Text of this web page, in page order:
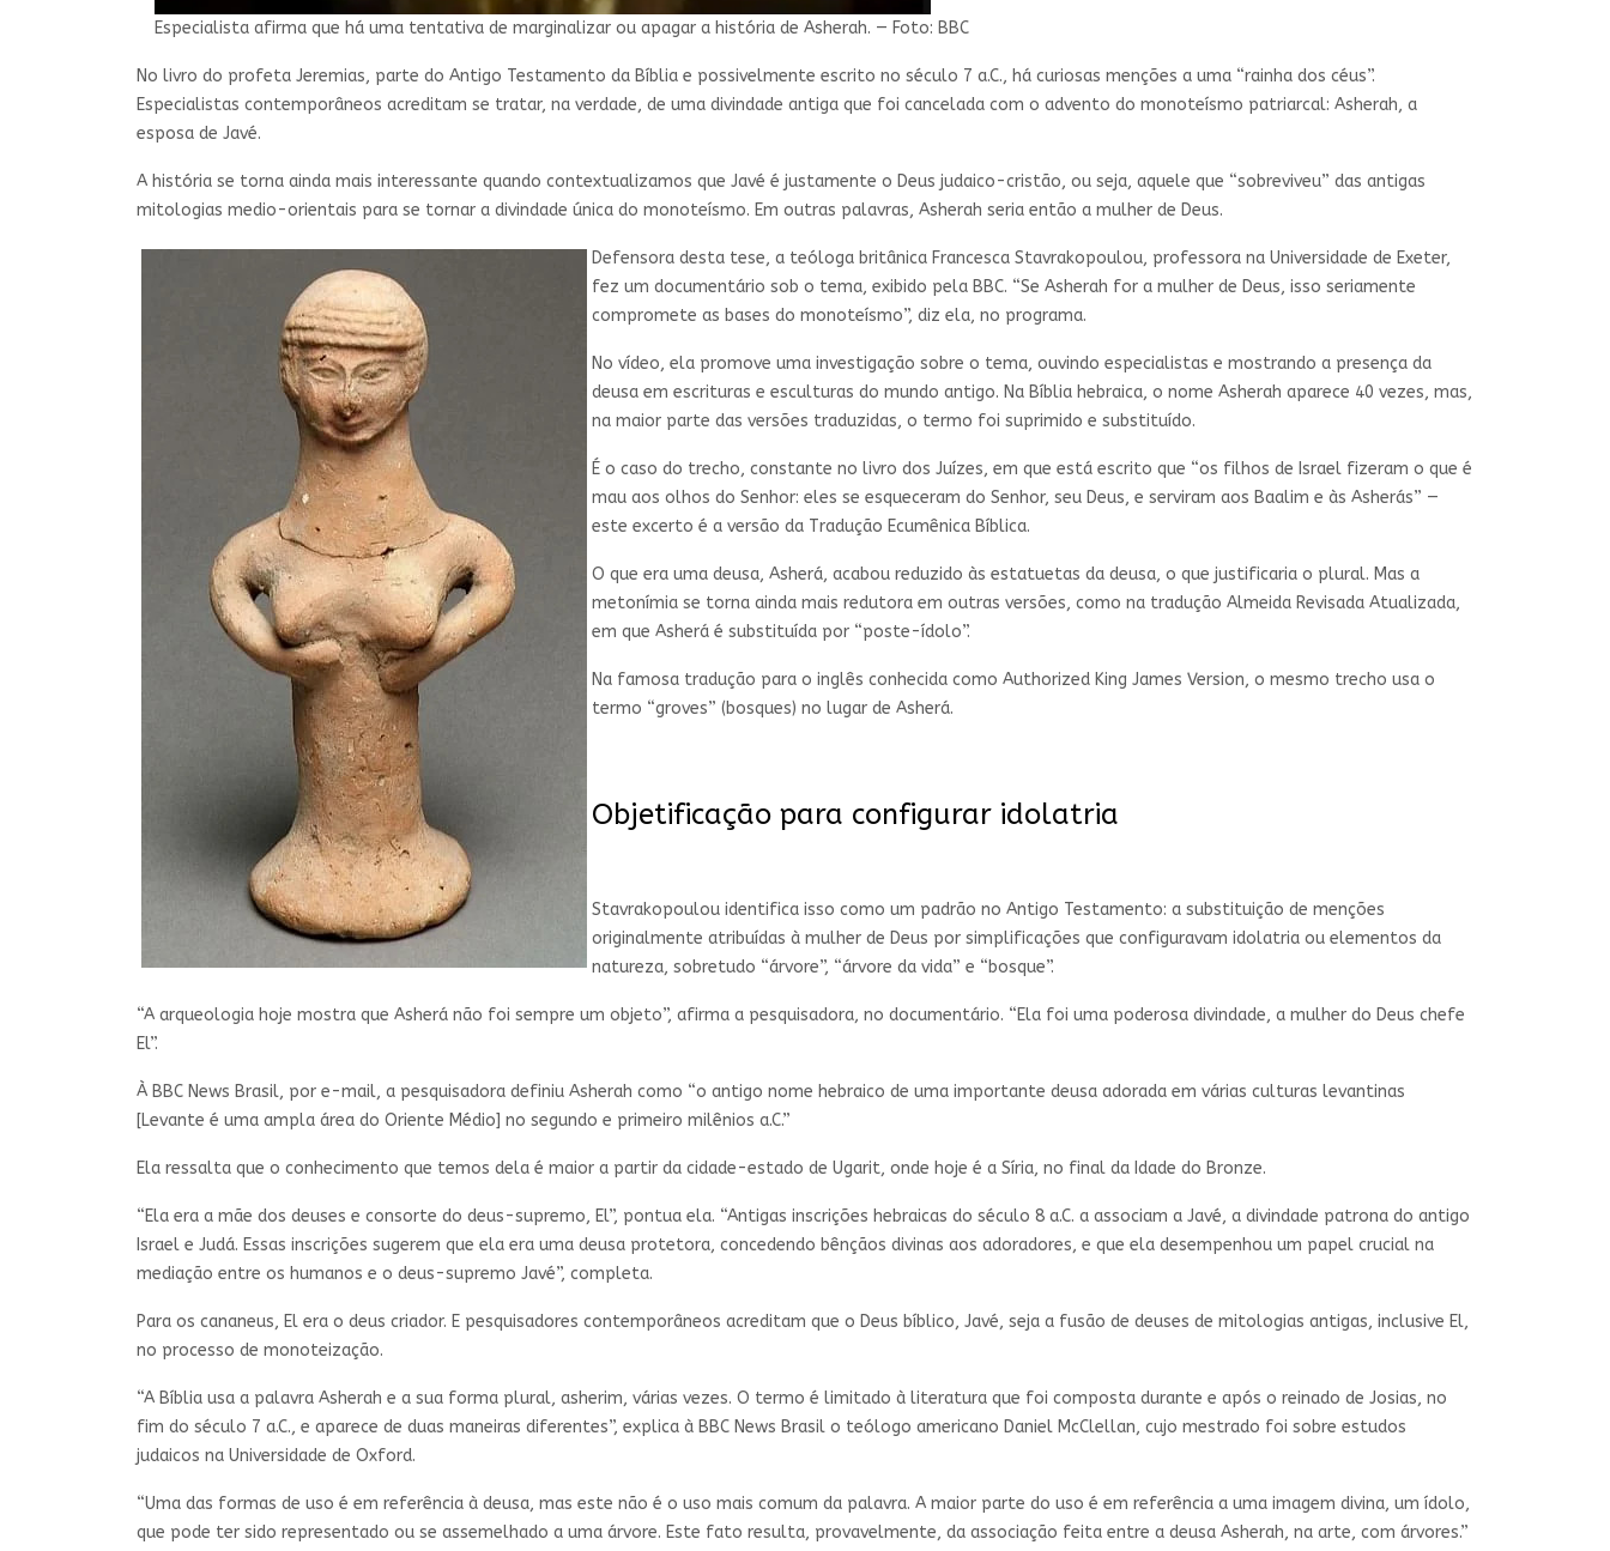
Especialista afirma que há uma tentativa de marginalizar ou apagar a história de Asherah. — Foto: BBC
No livro do profeta Jeremias, parte do Antigo Testamento da Bíblia e possivelmente escrito no século 7 a.C., há curiosas menções a uma “rainha dos céus”.
Especialistas contemporâneos acreditam se tratar, na verdade, de uma divindade antiga que foi cancelada com o advento do monoteísmo patriarcal: Asherah, a
esposa de Javé.
A história se torna ainda mais interessante quando contextualizamos que Javé é justamente o Deus judaico-cristão, ou seja, aquele que “sobreviveu” das antigas
mitologias medio-orientais para se tornar a divindade única do monoteísmo. Em outras palavras, Asherah seria então a mulher de Deus.
Defensora desta tese, a teóloga britânica Francesca Stavrakopoulou, professora na Universidade de Exeter,
fez um documentário sob o tema, exibido pela BBC. “Se Asherah for a mulher de Deus, isso seriamente
compromete as bases do monoteísmo”, diz ela, no programa.
No vídeo, ela promove uma investigação sobre o tema, ouvindo especialistas e mostrando a presença da
deusa em escrituras e esculturas do mundo antigo. Na Bíblia hebraica, o nome Asherah aparece 40 vezes, mas,
na maior parte das versões traduzidas, o termo foi suprimido e substituído.
É o caso do trecho, constante no livro dos Juízes, em que está escrito que “os filhos de Israel fizeram o que é
mau aos olhos do Senhor: eles se esqueceram do Senhor, seu Deus, e serviram aos Baalim e às Asherás” —
este excerto é a versão da Tradução Ecumênica Bíblica.
O que era uma deusa, Asherá, acabou reduzido às estatuetas da deusa, o que justificaria o plural. Mas a
metonímia se torna ainda mais redutora em outras versões, como na tradução Almeida Revisada Atualizada,
em que Asherá é substituída por “poste-ídolo”.
Na famosa tradução para o inglês conhecida como Authorized King James Version, o mesmo trecho usa o
termo “groves” (bosques) no lugar de Asherá.
Objetificação para configurar idolatria
Stavrakopoulou identifica isso como um padrão no Antigo Testamento: a substituição de menções
originalmente atribuídas à mulher de Deus por simplificações que configuravam idolatria ou elementos da
natureza, sobretudo “árvore”, “árvore da vida” e “bosque”.
“A arqueologia hoje mostra que Asherá não foi sempre um objeto”, afirma a pesquisadora, no documentário. “Ela foi uma poderosa divindade, a mulher do Deus chefe
El”.
À BBC News Brasil, por e-mail, a pesquisadora definiu Asherah como “o antigo nome hebraico de uma importante deusa adorada em várias culturas levantinas
[Levante é uma ampla área do Oriente Médio] no segundo e primeiro milênios a.C.”
Ela ressalta que o conhecimento que temos dela é maior a partir da cidade-estado de Ugarit, onde hoje é a Síria, no final da Idade do Bronze.
“Ela era a mãe dos deuses e consorte do deus-supremo, El”, pontua ela. “Antigas inscrições hebraicas do século 8 a.C. a associam a Javé, a divindade patrona do antigo
Israel e Judá. Essas inscrições sugerem que ela era uma deusa protetora, concedendo bênçãos divinas aos adoradores, e que ela desempenhou um papel crucial na
mediação entre os humanos e o deus-supremo Javé”, completa.
Para os cananeus, El era o deus criador. E pesquisadores contemporâneos acreditam que o Deus bíblico, Javé, seja a fusão de deuses de mitologias antigas, inclusive El,
no processo de monoteização.
“A Bíblia usa a palavra Asherah e a sua forma plural, asherim, várias vezes. O termo é limitado à literatura que foi composta durante e após o reinado de Josias, no
fim do século 7 a.C., e aparece de duas maneiras diferentes”, explica à BBC News Brasil o teólogo americano Daniel McClellan, cujo mestrado foi sobre estudos
judaicos na Universidade de Oxford.
“Uma das formas de uso é em referência à deusa, mas este não é o uso mais comum da palavra. A maior parte do uso é em referência a uma imagem divina, um ídolo,
que pode ter sido representado ou se assemelhado a uma árvore. Este fato resulta, provavelmente, da associação feita entre a deusa Asherah, na arte, com árvores.”